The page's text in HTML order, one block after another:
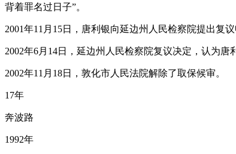
背着罪名过日子”。
2001年11月15日，唐利银向延边州人民检察院提出复议
2002年6月14日，延边州人民检察院复议决定，认为
2002年11月18日，敦化市人民法院解除了取保候审。
17年
奔波路
1992年